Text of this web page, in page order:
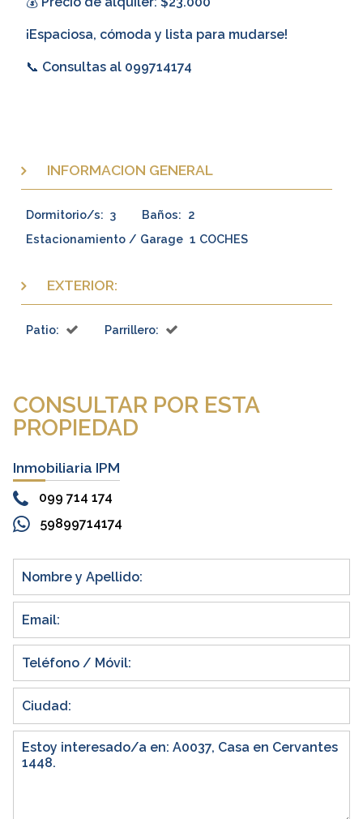
¡Espaciosa, cómoda y lista para mudarse!
📞 Consultas al 099714174
INFORMACION GENERAL
Dormitorio/s: 3 Baños: 2
Estacionamiento / Garage 1 COCHES
EXTERIOR:
Patio: Parrillero:
CONSULTAR POR ESTA
PROPIEDAD
Inmobiliaria IPM
099 714 174
59899714174